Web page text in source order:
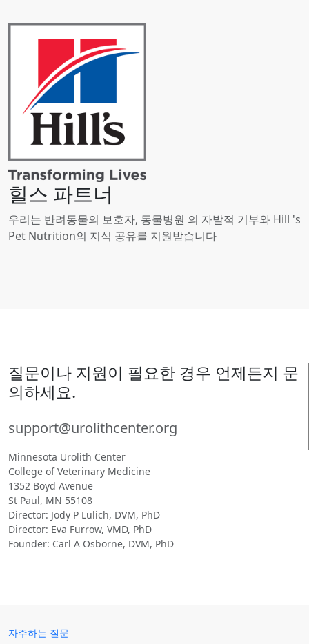
힐스 파트너
우리는 반려동물의 보호자, 동물병원 의 자발적 기부와 Hill 's
Pet Nutrition의 지식 공유를 지원받습니다
질문이나 지원이 필요한 경우 언제든지 문
의하세요.
support@urolithcenter.org
Minnesota Urolith Center
College of Veterinary Medicine
1352 Boyd Avenue
St Paul, MN 55108
Director: Jody P Lulich, DVM, PhD
Director: Eva Furrow, VMD, PhD
Founder: Carl A Osborne, DVM, PhD
자주하는 질문